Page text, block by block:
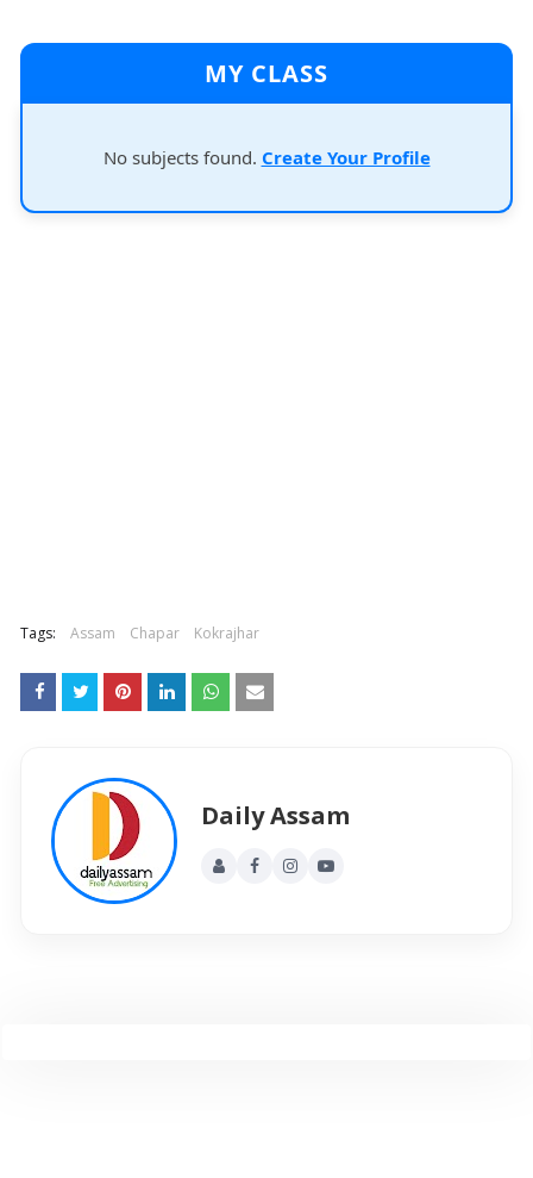
MY CLASS
No subjects found. Create Your Profile
Tags: Assam Chapar Kokrajhar
Daily Assam